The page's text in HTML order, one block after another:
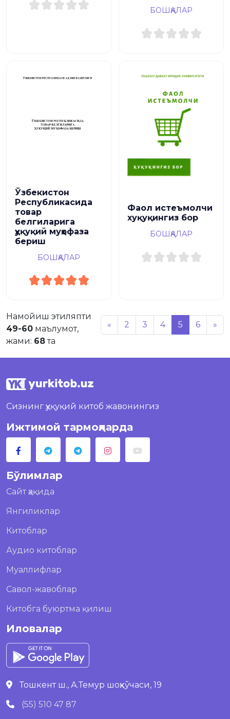
БОШҚАЛАР
Ўзбекистон
Республикасида
товар
белгиларига
ҳуқуқий муҳофаза
бериш
БОШҚАЛАР
Фаол истеъмолчи
хуқуқингиз бор
БОШҚАЛАР
Намойиш этиляпти
49-60 маълумот,
жами: 68та
« 2 3 4 5 6 »
Сизнинг ҳуқуқий китоб жавонингиз
Ижтимой тармоқларда
Бўлимлар
Сайт ҳақида
Янгиликлар
Китоблар
Аудио китоблар
Муаллифлар
Савол-жавоблар
Китобга буюртма қилиш
Иловалар
Тошкент ш., А.Темур шоҳкўчаси, 19
(55) 510 47 87